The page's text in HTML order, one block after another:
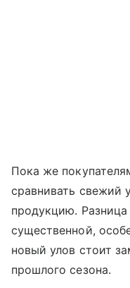
Пока же
сравнивать свежий
продукцию.
существенной,
новый улов стоит
прошлого сезона.